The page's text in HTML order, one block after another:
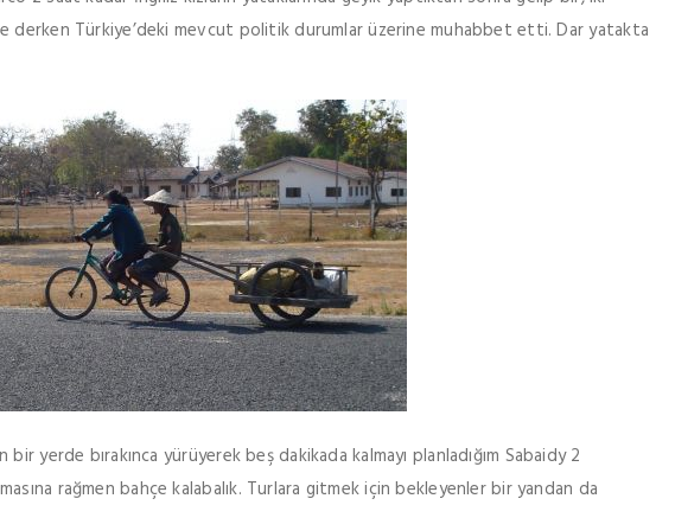
derken Türkiye’deki mevcut politik durumlar üzerine muhabbet etti. Dar yatakta
yerde bırakınca yürüyerek beş dakikada kalmayı planladığım Sabaidy 2
rağmen bahçe kalabalık. Turlara gitmek için bekleyenler bir yandan da